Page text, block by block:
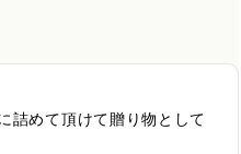
詰めて頂けて贈り物として